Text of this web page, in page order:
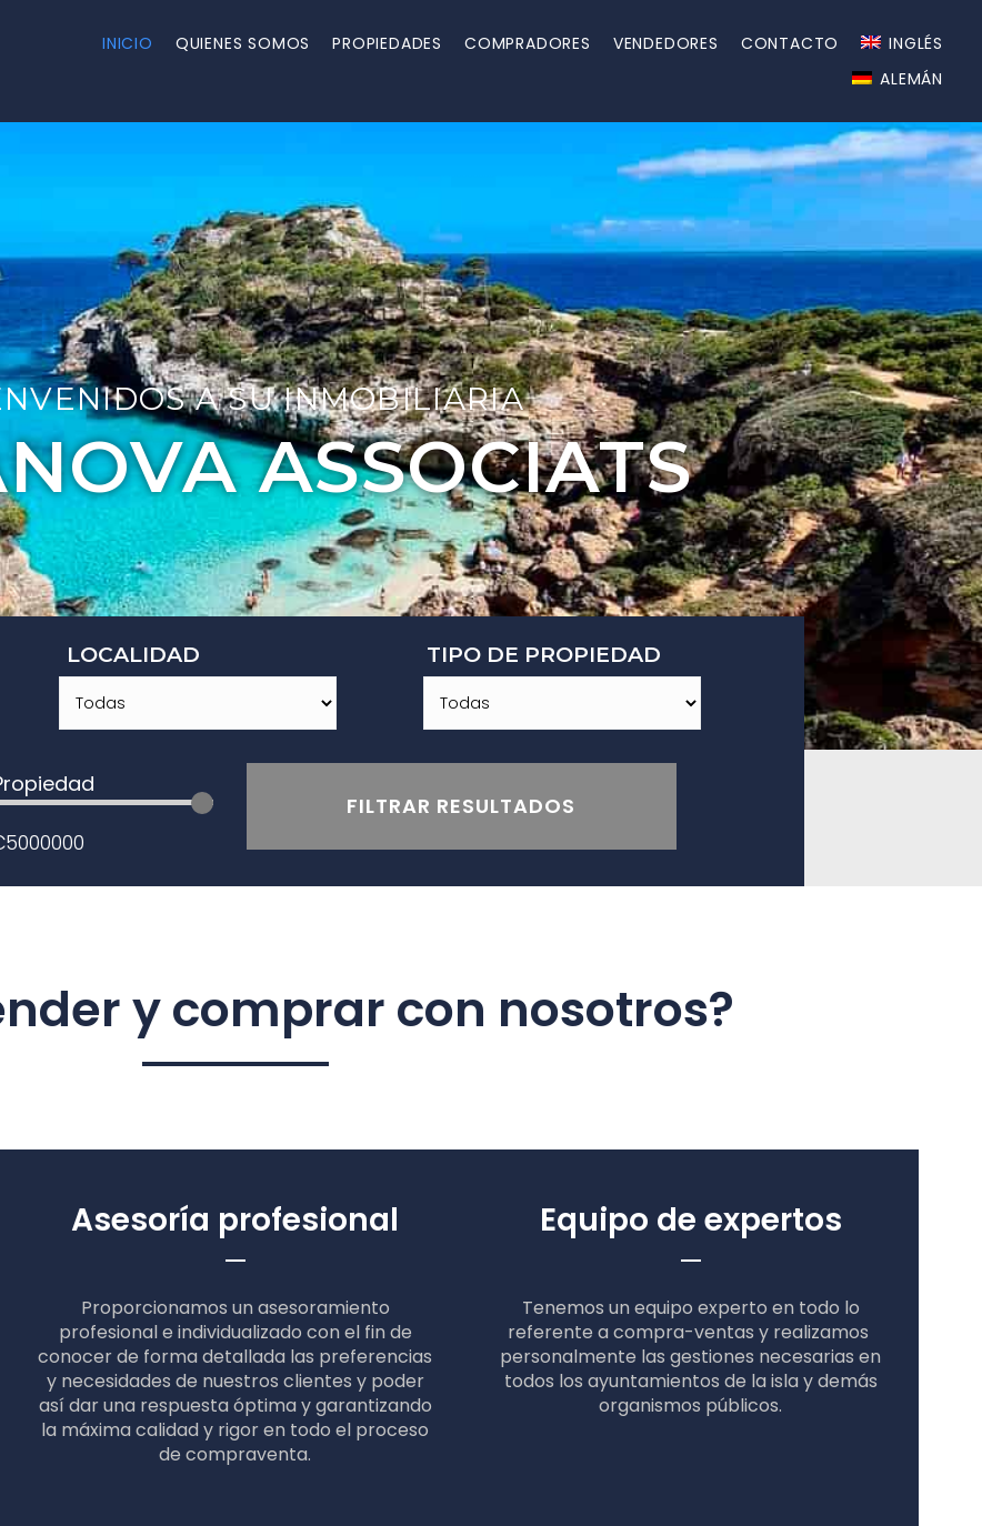
INICIO QUIENES SOMOS PROPIEDADES COMPRADORES VENDEDORES CONTACTO
INGLÉS
ALEMÁN
A SU INMOBILIARIA
ASSOCIATS
LOCALIDAD TIPO DE PROPIEDAD
5000000
FILTRAR RESULTADOS
y comprar con nosotros?
Asesoría profesional
Proporcionamos un asesoramiento
profesional e individualizado con el fin de
conocer de forma detallada las preferencias
y necesidades de nuestros clientes y poder
así dar una respuesta óptima y garantizando
la máxima calidad y rigor en todo el proceso
de compraventa.
Equipo de expertos
Tenemos un equipo experto en todo lo
referente a compra-ventas y realizamos
personalmente las gestiones necesarias en
todos los ayuntamientos de la isla y demás
organismos públicos.